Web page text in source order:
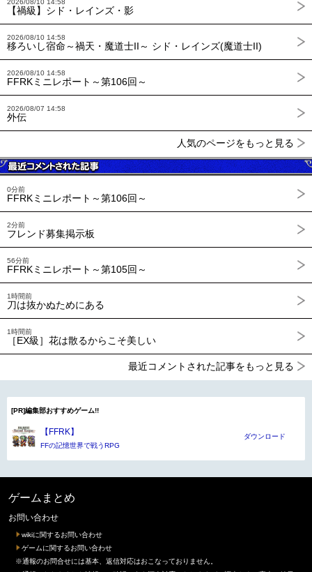
2026/08/10 14:58
【禍級】シド・レインズ・影
2026/08/10 14:58
移ろいし宿命～禍天・魔道士II～ シド・レインズ(魔道士II)
2026/08/10 14:58
FFRKミニレポート～第106回～
2026/08/07 14:58
外伝
人気のページをもっと見る
0分前
FFRKミニレポート～第106回～
2分前
フレンド募集掲示板
56分前
FFRKミニレポート～第105回～
1時間前
刀は抜かぬためにある
1時間前
［EX級］花は散るからこそ美しい
最近コメントされた記事をもっと見る
[PR]編集部おすすめゲーム!!
【FFRK】
FFの記憶世界で戦うRPG
ダウンロード
ゲームまとめ
お問い合わせ
wikiに関するお問い合わせ
ゲームに関するお問い合わせ
※通報のお問合せには基本、返信対応はおこなっておりません。